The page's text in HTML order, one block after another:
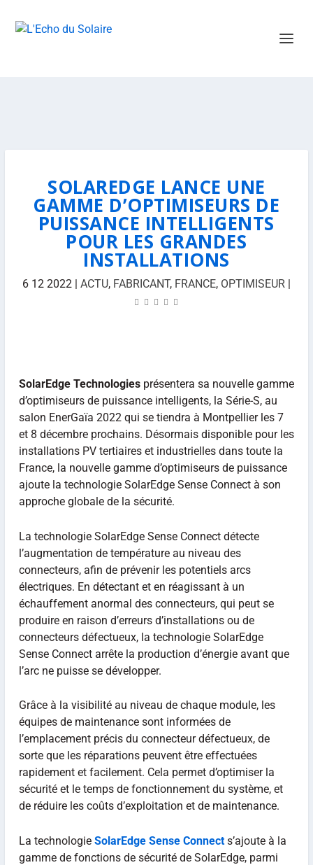
SOLAREDGE LANCE UNE
GAMME D’OPTIMISEURS DE
PUISSANCE INTELLIGENTS
POUR LES GRANDES
INSTALLATIONS
6 12 2022| ACTU, FABRICANT, FRANCE, OPTIMISEUR|
SolarEdge Technologiesprésentera sa nouvelle gamme
d’optimiseurs de puissance intelligents, la Série-S, au
salon EnerGaïa 2022 qui se tiendra à Montpellier les 7
et 8 décembre prochains. Désormais disponible pour les
installations PV tertiaires et industrielles dans toute la
France, la nouvelle gamme d’optimiseurs de puissance
ajoute la technologie SolarEdge Sense Connect à son
approche globale de la sécurité.
La technologie SolarEdge Sense Connect détecte
l’augmentation de température au niveau des
connecteurs, afin de prévenir les potentiels arcs
électriques. En détectant et en réagissant à un
échauffement anormal des connecteurs, qui peut se
produire en raison d’erreurs d’installations ou de
connecteurs défectueux, la technologie SolarEdge
Sense Connect arrête la production d’énergie avant que
l’arc ne puisse se développer.
Grâce à la visibilité au niveau de chaque module, les
équipes de maintenance sont informées de
l’emplacement précis du connecteur défectueux, de
sorte que les réparations peuvent être effectuées
rapidement et facilement. Cela permet d’optimiser la
sécurité et le temps de fonctionnement du système, et
de réduire les coûts d’exploitation et de maintenance.
La technologie SolarEdge Sense Connect s’ajoute à la
gamme de fonctions de sécurité de SolarEdge, parmi